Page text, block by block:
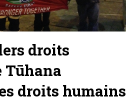
droits
Tūhana
droits humains